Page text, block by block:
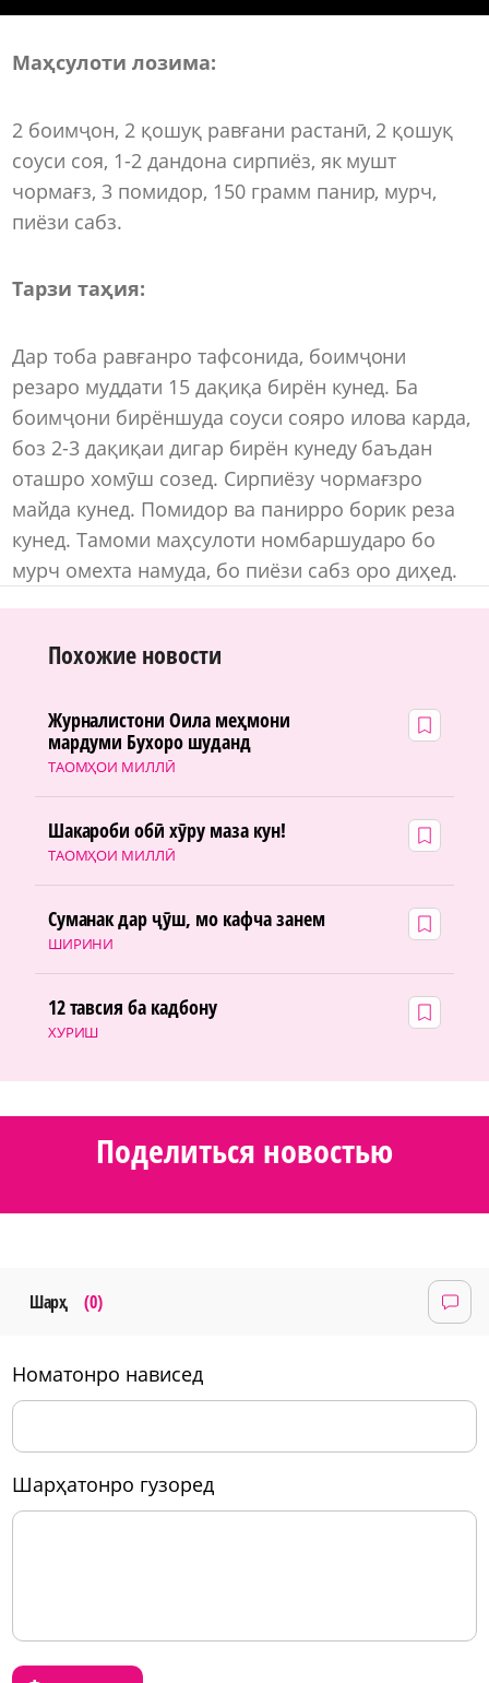
Маҳсулоти лозима:
2 боимҷон, 2 қошуқ равғани растанӣ, 2 қошуқ
соуси соя, 1-2 дандона сирпиёз, як мушт
чормағз, 3 помидор, 150 грамм панир, мурч,
пиёзи сабз.
Тарзи таҳия:
Дар тоба равғанро тафсонида, боимҷони
резаро муддати 15 дақиқа бирён кунед. Ба
боимҷони бирёншуда соуси сояро илова карда,
боз 2-3 дақиқаи дигар бирён кунеду баъдан
оташро хомӯш созед. Сирпиёзу чормағзро
майда кунед. Помидор ва панирро борик реза
кунед. Тамоми маҳсулоти номбаршударо бо
мурч омехта намуда, бо пиёзи сабз оро диҳед.
Похожие новости
ТАОМҲОИ МИЛЛӢ
Журналистони Оила меҳмони
мардуми Бухоро шуданд
ТАОМҲОИ МИЛЛӢ
Шакароби обӣ хӯру маза кун!
ШИРИНИ
Суманак дар ҷӯш, мо кафча занем
ХУРИШ
12 тавсия ба кадбону
Поделиться новостью
Шарҳ (0)
номатонро нависед
шарҳатонро гузоред